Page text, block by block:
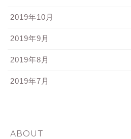
2019年10月
2019年9月
2019年8月
2019年7月
ABOUT